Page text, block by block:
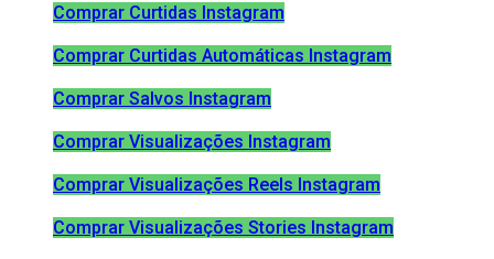
Comprar Curtidas Instagram
Comprar Curtidas Automáticas Instagram
Comprar Salvos Instagram
Comprar Visualizações Instagram
Comprar Visualizações Reels Instagram
Comprar Visualizações Stories Instagram